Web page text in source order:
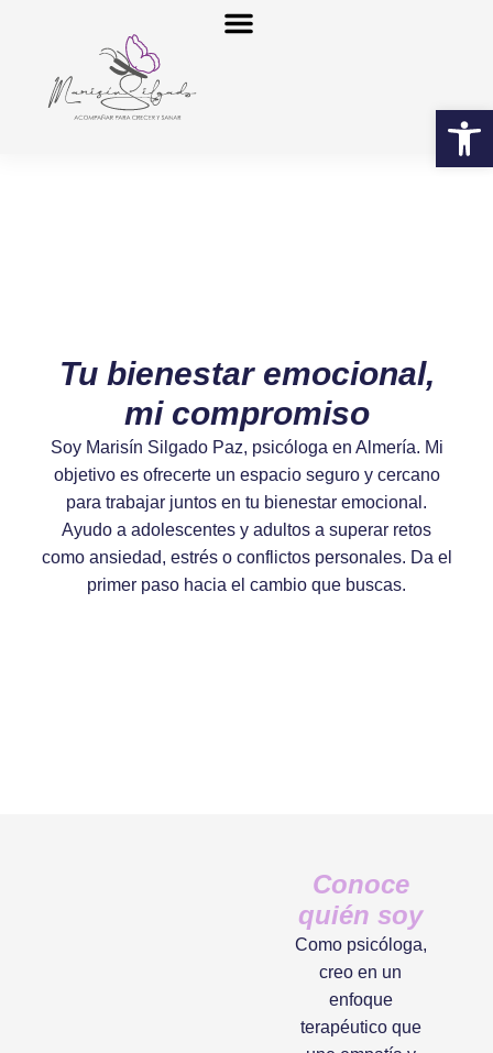
Abrir
Tu bienestar emocional,
mi compromiso
Soy Marisín Silgado Paz, psicóloga en Almería. Mi
objetivo es ofrecerte un espacio seguro y cercano
para trabajar juntos en tu bienestar emocional.
Ayudo a adolescentes y adultos a superar retos
como ansiedad, estrés o conflictos personales. Da el
primer paso hacia el cambio que buscas.
Conoce
quién soy
Como psicóloga,
creo en un
enfoque
terapéutico que